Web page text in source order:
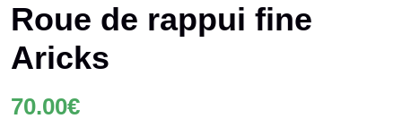
Roue de rappui fine
Aricks
70.00€